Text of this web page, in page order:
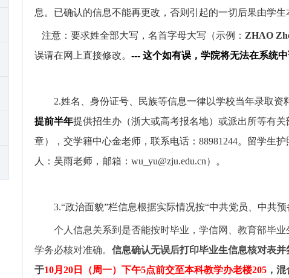
息。已确认的信息不能再更改，否则引起的一切后果由学生
注意：要求姓全部大写，名首字母大写（示例： ZHAO
误请在网上直接修改。---这个如有误，学院将无法在系统
2.姓名、身份证号、民族等信息一律以学校当年录取
提前半年提供招生办（浙大或高考报名地）或派出所等有
章），交学籍中心金老师，联系电话：88981244。 留学生护
人：吴雨老师，邮箱：wu_yu@zju.edu.cn）。
3.“政治面貌”栏信息根据实际情况按“中共党员、中共
个人信息关系到是否能按时毕业，学信网、教育部毕
学务必核对准确。信息确认无误后打印毕业生信息核对表
于10月20 日（周一）下午5点前交至本科教学办老楼205 ，